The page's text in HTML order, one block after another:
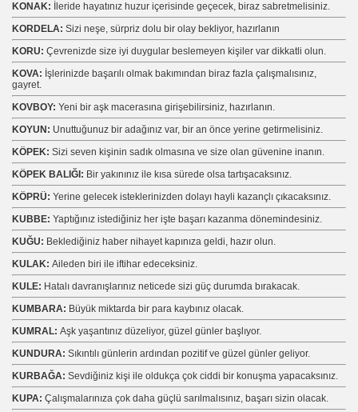
KONAK:
İleride hayatınız huzur içerisinde geçecek, biraz sabretmelisiniz.
KORDELA: Sizi neşe, sürpriz dolu bir olay bekliyor, hazırlanın
KORU: Çevrenizde size iyi duygular beslemeyen kişiler var dikkatli olun.
KOVA: İşlerinizde başarılı olmak bakımından biraz fazla çalışmalısınız,
gayret.
KOVBOY: Yeni bir aşk macerasına girişebilirsiniz, hazırlanın.
KOYUN: Unuttuğunuz bir adağınız var, bir an önce yerine getirmelisiniz.
KÖPEK: Sizi seven kişinin sadık olmasına ve size olan güvenine inanın.
KÖPEK BALIĞI: Bir yakınınız ile kısa sürede olsa tartışacaksınız.
KÖPRÜ: Yerine gelecek isteklerinizden dolayı hayli kazançlı çıkacaksınız.
KUBBE: Yaptığınız istediğiniz her işte başarı kazanma dönemindesiniz.
KUĞU: Beklediğiniz haber nihayet kapınıza geldi, hazır olun.
KULAK: Aileden biri ile iftihar edeceksiniz.
KULE: Hatalı davranışlarınız neticede sizi güç durumda bırakacak.
KUMBARA: Büyük miktarda bir para kaybınız olacak.
KUMRAL: Aşk yaşantınız düzeliyor, güzel günler başlıyor.
KUNDURA: Sıkıntılı günlerin ardından pozitif ve güzel günler geliyor.
KURBAĞA: Sevdiğiniz kişi ile oldukça çok ciddi bir konuşma yapacaksınız.
KUPA: Çalışmalarınıza çok daha güçlü sarılmalısınız, başarı sizin olacak.